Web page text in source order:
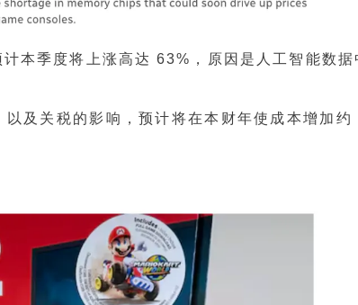
本季度将上涨高达 63%，原因是人工智能数据
及关税的影响，预计将在本财年使成本增加